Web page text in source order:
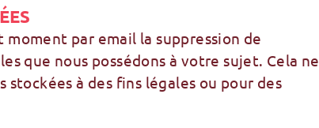
par email la suppression de
que nous possédons à votre sujet. Cela ne
stockées à des fins légales ou pour des